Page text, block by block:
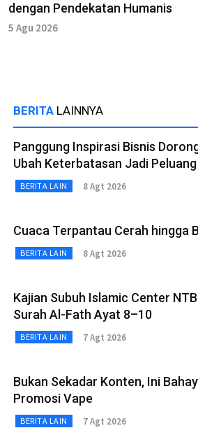
dengan Pendekatan Humanis
5 Agu 2026
BERITA LAINNYA
Panggung Inspirasi Bisnis
Ubah Keterbatasan Jadi Peluang
BERITA LAIN 8 Agt 2026
Cuaca Terpantau Cerah hingga
BERITA LAIN 8 Agt 2026
Kajian Subuh Islamic Center
Surah Al-Fath Ayat 8–10
BERITA LAIN 7 Agt 2026
Bukan Sekadar Konten, Ini
Promosi Vape
BERITA LAIN 7 Agt 2026